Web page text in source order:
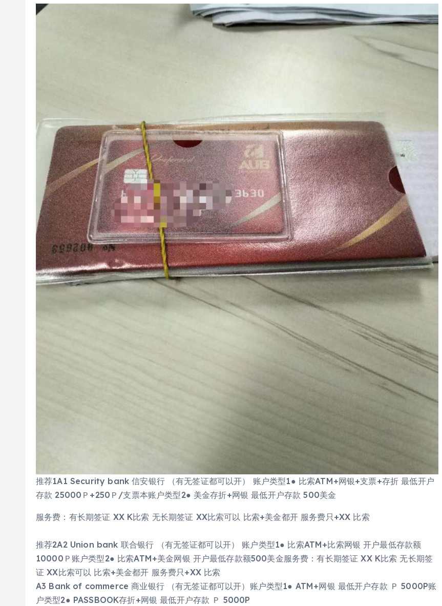
推荐1A1 Security bank 信安银行 （有无签证都可以开） 账户类型1● 比索ATM+网银+支票+存折 最低开户
存款 25000Ｐ+250Ｐ/支票本账户类型2● 美金存折+网银 最低开户存款 500美金
服务费：有长期签证 XX K比索 无长期签证 XX比索可以 比索+美金都开 服务费只+XX 比索
推荐2A2 Union bank 联合银行 （有无签证都可以开） 账户类型1● 比索ATM+比索网银 开户最低存款额
10000Ｐ账户类型2● 比索ATM+美金网银 开户最低存款额500美金服务费：有长期签证 XX K比索 无长期签
证 XX比索可以 比索+美金都开 服务费只+XX 比索
A3 Bank of commerce 商业银行 （有无签证都可以开）账户类型1● ATM+网银 最低开户存款 Ｐ 5000P账
户类型2● PASSBOOK存折+网银 最低开户存款 Ｐ 5000P